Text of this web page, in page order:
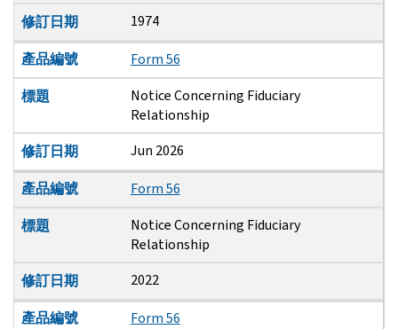
修訂日期
1974
產品編號
Form 56
標題
Notice Concerning Fiduciary
Relationship
修訂日期
Jun 2026
產品編號
Form 56
標題
Notice Concerning Fiduciary
Relationship
修訂日期
2022
產品編號
Form 56